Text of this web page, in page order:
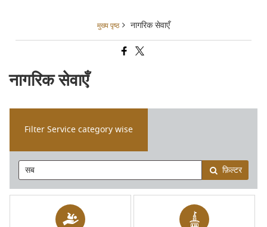
मुख्य पृष्ठ नागरिक सेवाएँ
नागरिक सेवाएँ
Filter Service category wise
फ़िल्टर